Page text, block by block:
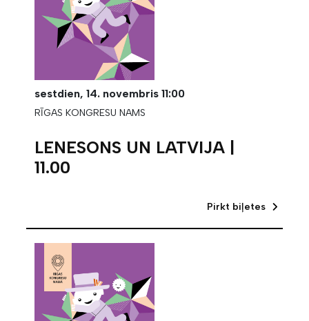
sestdien, 14. novembris 11:00
RĪGAS KONGRESU NAMS
LENESONS UN LATVIJA |
11.00
Pirkt biļetes